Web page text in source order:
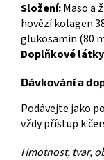
Složení:Maso a
hovězí kolagen
glukosamin (80
Doplňkové
Dávkování a
Podávejte jako
vždy přístup k
Hmotnost, tvar,